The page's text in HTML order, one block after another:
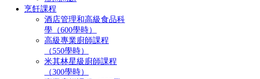
烹飪課程
酒店管理和高級食品科
學（600學時）
高級專業廚師課程
（550學時）
米其林星級廚師課程
（300學時）